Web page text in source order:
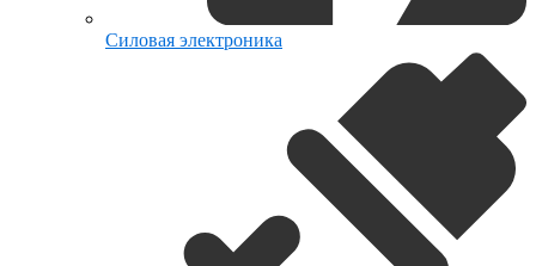
Силовая электроника